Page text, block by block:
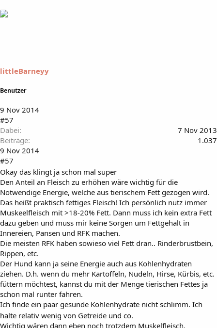
littleBarneyy
Benutzer
9 Nov 2014
#57
Dabei
7 Nov 2013
Beiträge
1.037
9 Nov 2014
#57
Okay das klingt ja schon mal super
Den Anteil an Fleisch zu erhöhen wäre wichtig für die
Notwendige Energie, welche aus tierischem Fett gezogen wird.
Das heißt praktisch fettiges Fleisch! Ich persönlich nutz immer
Muskeelfleisch mit >18-20% Fett. Dann muss ich kein extra Fett
dazu geben und muss mir keine Sorgen um Fettgehalt in
Innereien, Pansen und RFK machen.
Die meisten RFK haben sowieso viel Fett dran.. Rinderbrustbein,
Rippen, etc.
Der Hund kann ja seine Energie auch aus Kohlenhydraten
ziehen. D.h. wenn du mehr Kartoffeln, Nudeln, Hirse, Kürbis, etc.
füttern möchtest, kannst du mit der Menge tierischen Fettes ja
schon mal runter fahren.
Ich finde ein paar gesunde Kohlenhydrate nicht schlimm. Ich
halte relativ wenig von Getreide und co.
Wichtig wären dann eben noch trotzdem Muskelfleisch,